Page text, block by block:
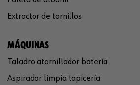
Extractor de tornillos
MÁQUINAS
Taladro atornillador batería
Aspirador limpia tapicería